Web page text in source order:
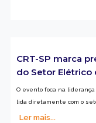
CRT-SP marca
do Setor Elétrico
O evento foca na
lida diretamente com o
Ler mais...